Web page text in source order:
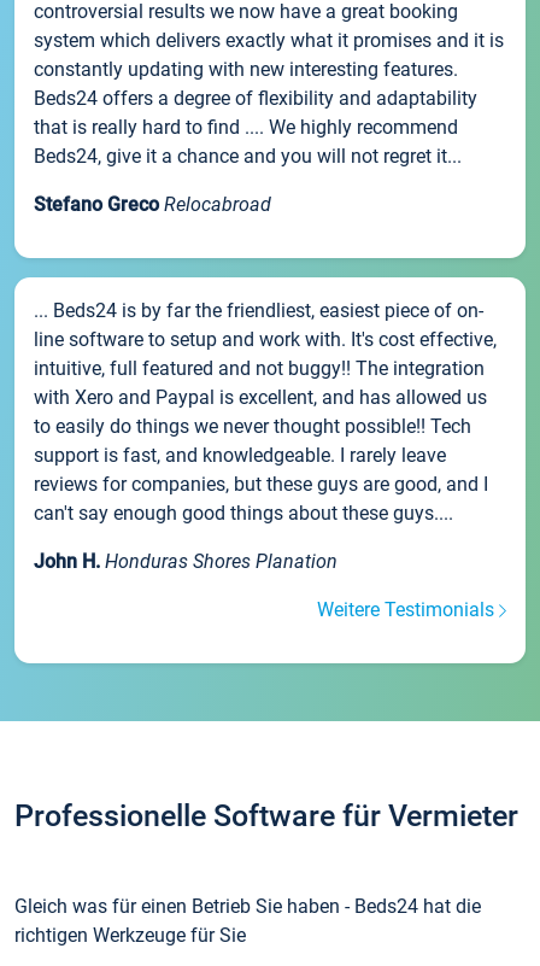
controversial results we now have a great booking
system which delivers exactly what it promises and it is
constantly updating with new interesting features.
Beds24 offers a degree of flexibility and adaptability
that is really hard to find .... We highly recommend
Beds24, give it a chance and you will not regret it...
Stefano Greco Relocabroad
... Beds24 is by far the friendliest, easiest piece of on-
line software to setup and work with. It's cost effective,
intuitive, full featured and not buggy!! The integration
with Xero and Paypal is excellent, and has allowed us
to easily do things we never thought possible!! Tech
support is fast, and knowledgeable. I rarely leave
reviews for companies, but these guys are good, and I
can't say enough good things about these guys....
John H. Honduras Shores Planation
Weitere Testimonials
Professionelle Software für Vermieter
Gleich was für einen Betrieb Sie haben - Beds24 hat die
richtigen Werkzeuge für Sie